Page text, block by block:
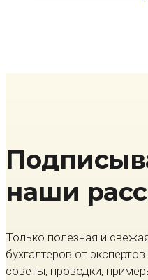
наши
Только полезная и
бухгалтеров от
советы, проводки,